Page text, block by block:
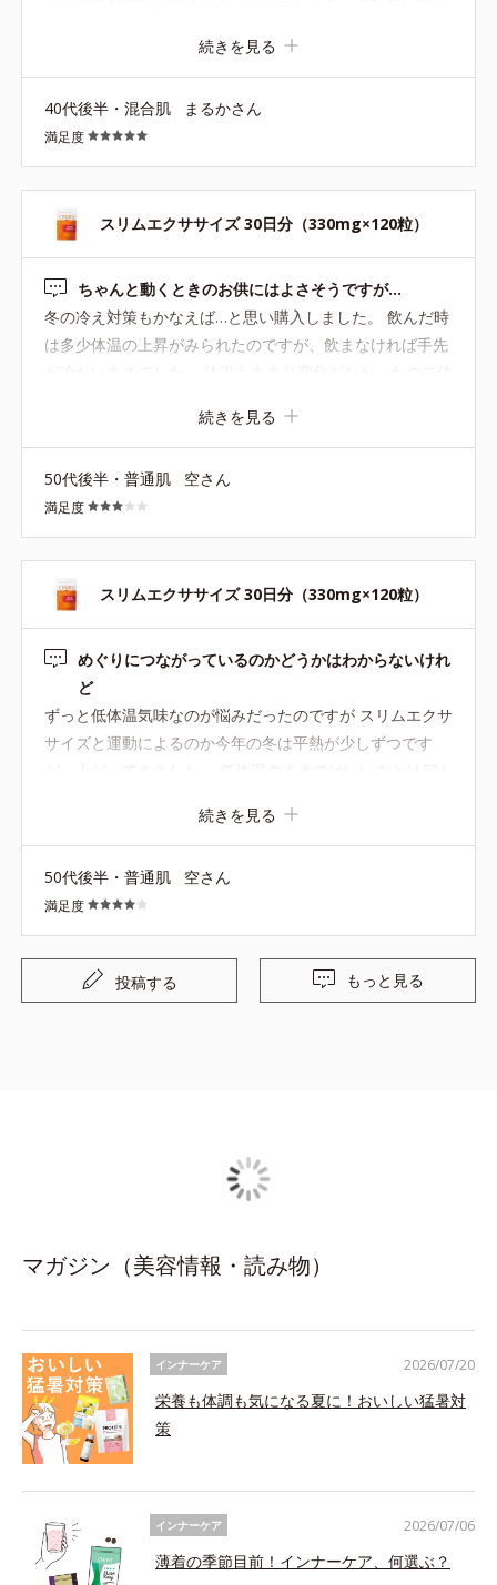
ので続けやすいです。
続きを見る
40代後半・混合肌 まるかさん
満足度
スリムエクササイズ 30日分（330mg×120粒）
ちゃんと動くときのお供にはよさそうですが…
冬の冷え対策もかなえば…と思い購入しました。 飲んだ時
は多少体温の上昇がみられたのですが、飲まなければ手先
が冷たいままでした。 体温もあまり変化がなかったので体
し距離を歩くなどの前に飲んでおくと、カルニチンなどが
働いてくれるんだ！と気持ちが上がり、もう少し歩いてみ
よう…というモチベーションにはなりました✨ ただ年齢的
には「スーパーアロニア」の方が効果がありそうなので、
お値段は気になりますが、次回はそちらを試してみたいと
思っています
続きを見る
50代後半・普通肌 空さん
満足度
スリムエクササイズ 30日分（330mg×120粒）
めぐりにつながっているのかどうかはわからないけれ
ど
ずっと低体温気味なのが悩みだったのですが スリムエクサ
サイズと運動によるのか今年の冬は平熱が少しずつです
もきちんと取り入れていかれたら…と思っています。
続きを見る
50代後半・普通肌 空さん
満足度
投稿する もっと見る
マガジン（美容情報・読み物）
インナーケア
栄養も体調も気になる夏に！おいしい猛暑対
策
2026/07/20
インナーケア
薄着の季節目前！インナーケア、何選ぶ？
2026/07/06